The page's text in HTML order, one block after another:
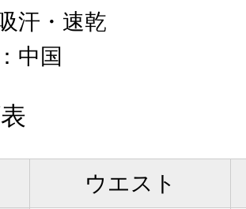
汗・速乾
： 中国
ウエスト